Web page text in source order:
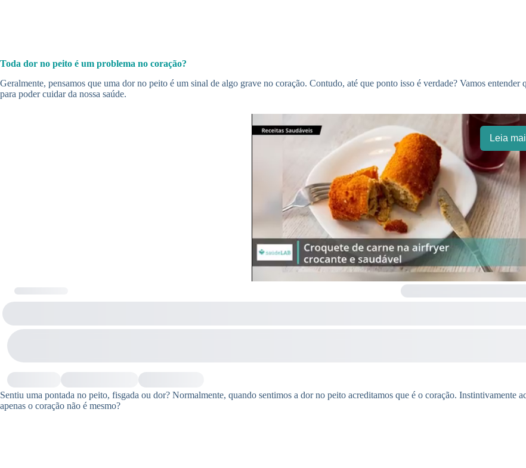
Toda dor no peito é um problema no coração?
Geralmente, pensamos que uma dor no peito é um sinal de algo grave no coração. Contudo, até que ponto isso é verdade? Vamos entender
para poder cuidar da nossa saúde.
Leia
Sentiu uma pontada no peito, fisgada ou dor? Normalmente, quando sentimos a dor no peito acreditamos que é o coração. Instintivamente
apenas o coração não é mesmo?